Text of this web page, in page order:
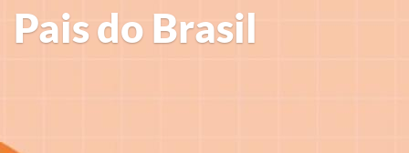
Pais do Brasil